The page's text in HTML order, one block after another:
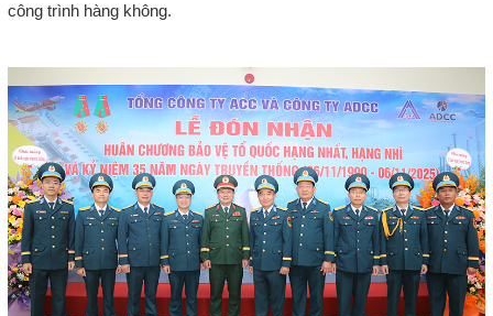
công trình hàng không.